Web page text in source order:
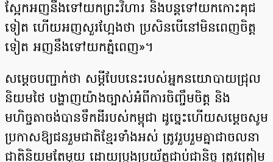
ស្អែកអញនឹងទៅយកព្រះវិហារ និងបន្តទៅយកកោះគុជ
ទៀត ហើយអញសួរហ្អែងថា ប្រសិនបើនៅមិនពេញចិត្ត
ទៀត អញនឹងទៅយកភ្នំពេញ»។
សម្តេចបញ្ជាក់ថា សម្តីបែបនេះរបស់អ្នកនយោបាយជ្រុល
និយមថៃ បង្ហាញយ៉ាងច្បាស់អំពីការចិញ្ចឹមចិត្ត និង
មហិច្ចតាចង់បានទឹកដីរបស់កម្ពុជា ដូច្នេះហើយសម្តេចសូម
ប្រកាសឱ្យ​ជនរួមជាតិខ្មែរទាំងអស់ ត្រូវរួបរួមគ្នាជាចលនា
ជាតិនិយមតែមួយ ដោយប្រុងប្រយ័ត្នជាប់ជានិច្ច ត្រូវត្រៀម